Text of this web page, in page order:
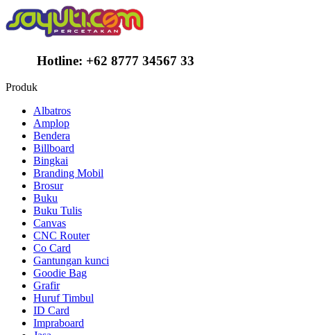
Hotline: +62 8777 34567 33
Produk
Albatros
Amplop
Bendera
Billboard
Bingkai
Branding Mobil
Brosur
Buku
Buku Tulis
Canvas
CNC Router
Co Card
Gantungan kunci
Goodie Bag
Grafir
Huruf Timbul
ID Card
Impraboard